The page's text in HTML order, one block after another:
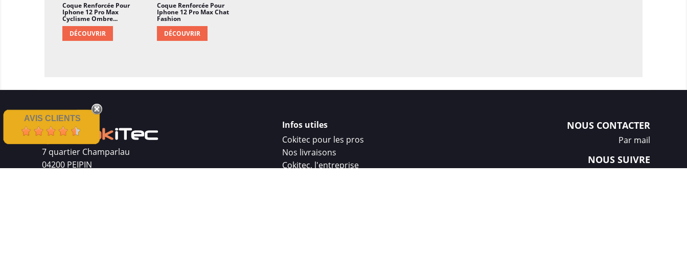
Coque Renforcée Pour
Iphone 12 Pro Max
Cyclisme Ombre...
DÉCOUVRIR
Coque Renforcée Pour
Iphone 12 Pro Max Chat
Fashion
DÉCOUVRIR
7 quartier Champarlau
04200 PEIPIN
Infos utiles
Cokitec pour les pros
Nos livraisons
Cokitec, l'entreprise
NOUS CONTACTER
Par mail
NOUS SUIVRE
AVIS CLIENTS